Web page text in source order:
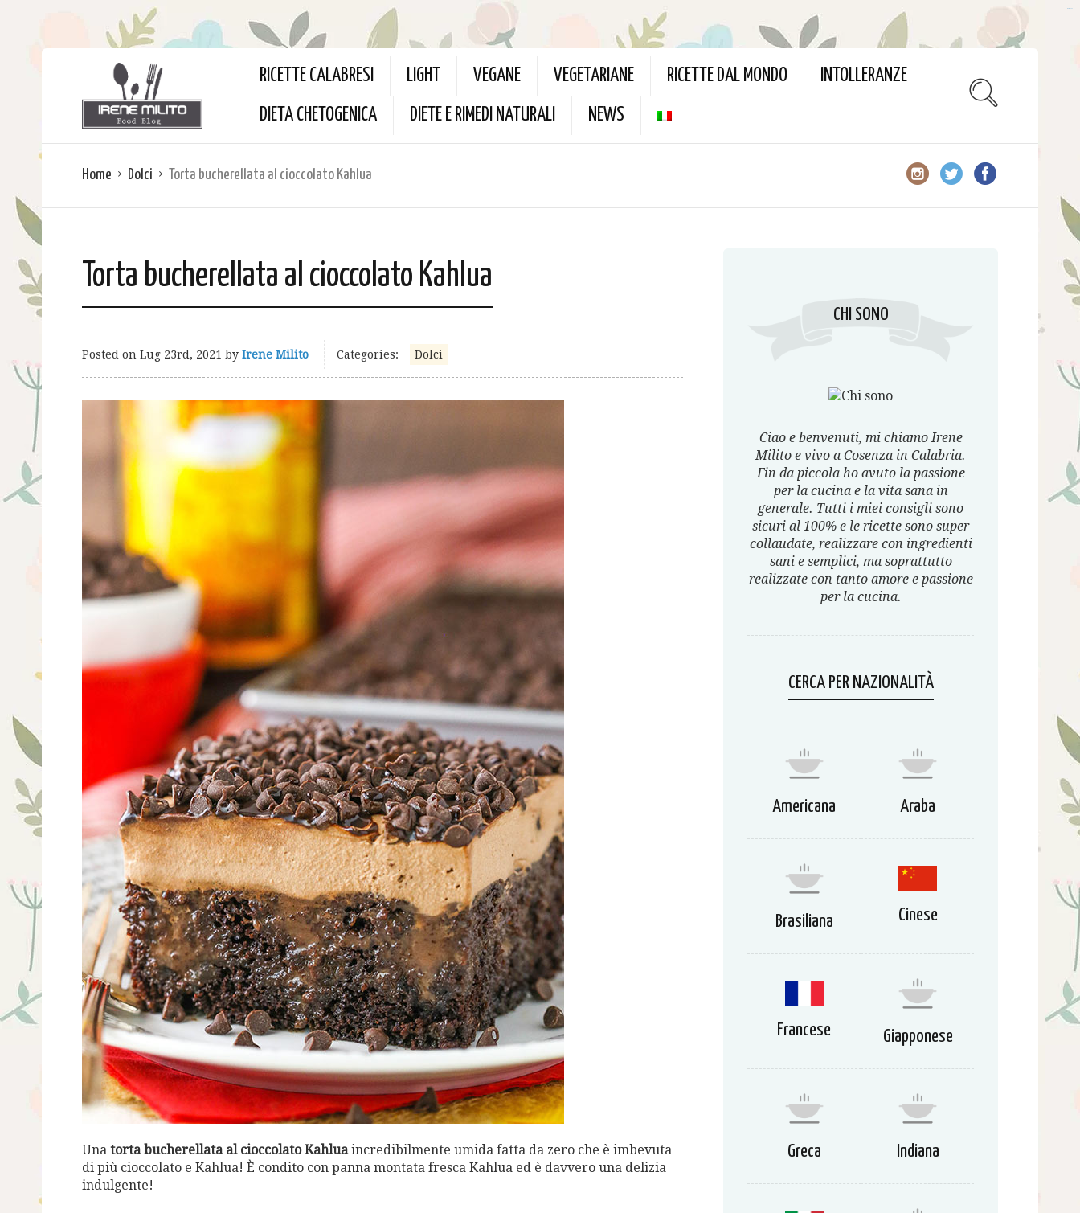
RICETTE CALABRESI LIGHT VEGANE VEGETARIANE RICETTE DAL MONDO INTOLLERANZE
DIETA CHETOGENICA DIETE E RIMEDI NATURALI NEWS
Home Dolci Torta bucherellata al cioccolato Kahlua
Torta bucherellata al cioccolato Kahlua
Posted on Lug 23rd, 2021 by Irene Milito Categories: Dolci
Una torta bucherellata al cioccolato Kahluaincredibilmente umida fatta da zero che è imbevuta
di più cioccolato e Kahlua! È condito con panna montata fresca Kahlua ed è davvero una delizia
indulgente!
CHI SONO
Ciao e benvenuti, mi chiamo Irene
Milito e vivo a Cosenza in Calabria.
Fin da piccola ho avuto la passione
per la cucina e la vita sana in
generale. Tutti i miei consigli sono
sicuri al 100% e le ricette sono super
collaudate, realizzare con ingredienti
sani e semplici, ma soprattutto
realizzate con tanto amore e passione
per la cucina.
CERCA PER NAZIONALITÀ
Americana Araba
Brasiliana Cinese
Francese Giapponese
Greca Indiana